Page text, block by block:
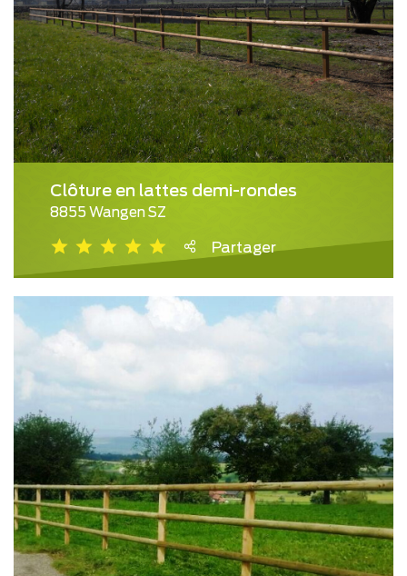
Clôture en lattes demi-rondes
8855 Wangen SZ
Partager